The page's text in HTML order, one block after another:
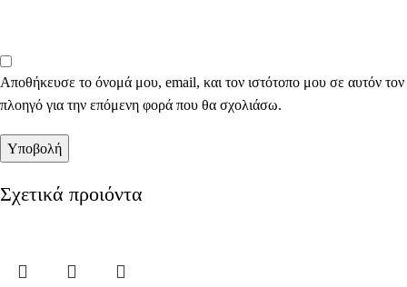
Αποθήκευσε το όνομά μου, email, και τον ιστότοπο μου σε αυτόν τον
πλοηγό για την επόμενη φορά που θα σχολιάσω.
Σχετικά προιόντα